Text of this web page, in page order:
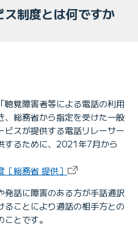
制度とは何ですか
聴覚障害者等による電話の利用
、総務省から指定を受けた一般
ビスが提供する電話リレーサー
するために、2021年7月から
総務省 提供］
発話に障害のある方が手話通訳
ことにより通話の相手方との
とです。